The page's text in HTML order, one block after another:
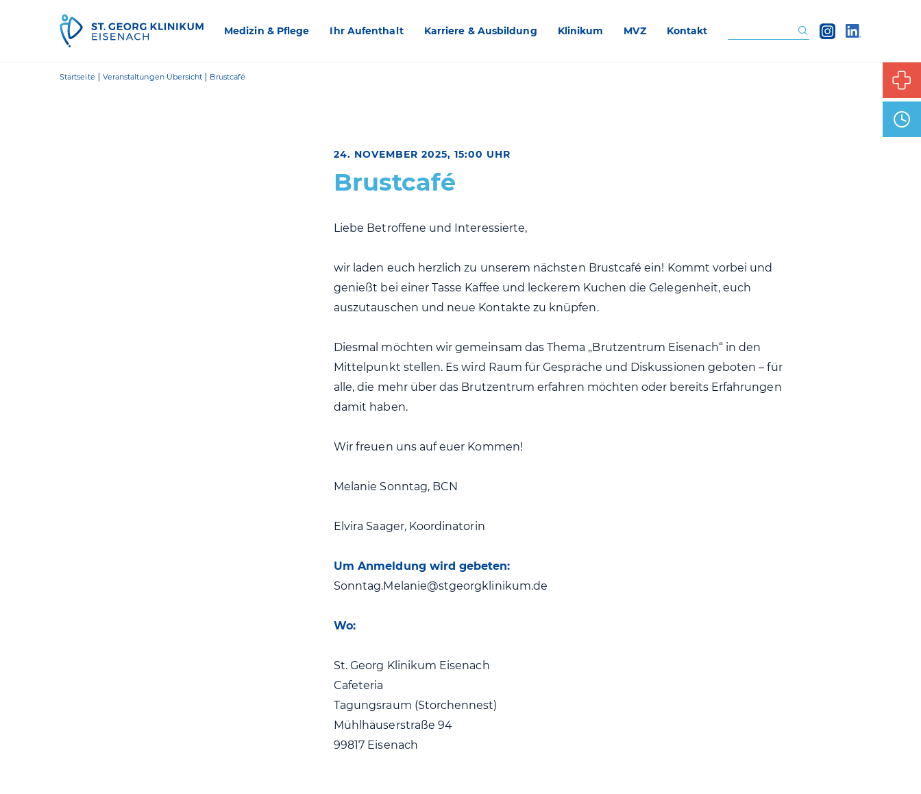
Medizin & Pflege Ihr Aufenthalt Karriere & Ausbildung Klinikum MVZ Kontakt
Startseite Veranstaltungen Übersicht Brustcafé
24. NOVEMBER 2025, 15:00 UHR
Brustcafé
Liebe Betroffene und Interessierte,
wir laden euch herzlich zu unserem nächsten Brustcafé ein! Kommt vorbei und
genießt bei einer Tasse Kaffee und leckerem Kuchen die Gelegenheit, euch
auszutauschen und neue Kontakte zu knüpfen.
Diesmal möchten wir gemeinsam das Thema „Brutzentrum Eisenach“ in den
Mittelpunkt stellen. Es wird Raum für Gespräche und Diskussionen geboten – für
alle, die mehr über das Brutzentrum erfahren möchten oder bereits Erfahrungen
damit haben.
Wir freuen uns auf euer Kommen!
Melanie Sonntag, BCN
Elvira Saager, Koordinatorin
Um Anmeldung wird gebeten:
Sonntag.Melanie@stgeorgklinikum.de
Wo:
St. Georg Klinikum Eisenach
Cafeteria
Tagungsraum (Storchennest)
Mühlhäuserstraße 94
99817 Eisenach